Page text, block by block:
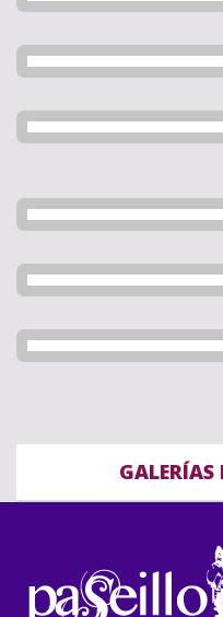
GALERÍAS